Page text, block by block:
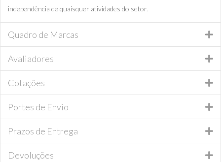
independência de quaisquer atividades do setor.
Quadro de Marcas
Avaliadores
Cotações
Portes de Envio
Prazos de Entrega
Devoluções